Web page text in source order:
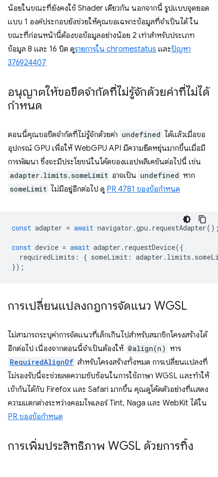
น้อยในขณะที่ยังคงใช้ Shader เดียวกัน นอกจากนี้ รูปแบบจุดยอด
แบบ 1 องค์ประกอบยังช่วยให้คุณขอเฉพาะข้อมูลที่จำเป็นได้ ใน
ขณะที่ก่อนหน้านี้ต้องขอข้อมูลอย่างน้อย 2 เท่าสำหรับประเภท
ข้อมูล 8 และ 16 บิต ดูรายการใน chromestatus และปัญหา
376924407
อนุญาตให้ขอขีดจำกัดที่ไม่รู้จักด้วยค่าที่ไม่ได้
กำหนด
ตอนนี้คุณขอขีดจำกัดที่ไม่รู้จักด้วยค่า undefined ได้แล้วเมื่อขอ
อุปกรณ์ GPU เพื่อให้ WebGPU API มีความยืดหยุ่นมากขึ้นเมื่อมี
การพัฒนา ซึ่งจะมีประโยชน์ในโค้ดของแอปพลิเคชันต่อไปนี้ เช่น
adapter.limits.someLimit อาจเป็น undefined หาก
someLimit ไม่มีอยู่อีกต่อไป ดู PR 4781 ของข้อกำหนด
const adapter = await navigator .gpu . requestAdapter
const device = await adapter . requestDevice({
requiredLimits : { someLimit : adapter . limits .
});
การเปลี่ยนแปลงกฎการจัดแนว WGSL
ไม่สามารถระบุค่าการจัดแนวที่เล็กเกินไปสำหรับสมาชิกโครงสร้างได้
อีกต่อไป เนื่องจากตอนนี้จำเป็นต้องให้ @align(n) หาร
RequiredAlignOf สำหรับโครงสร้างทั้งหมด การเปลี่ยนแปลงที่
ไม่รองรับนี้จะช่วยลดความซับซ้อนในการใช้ภาษา WGSL และทำให้
เข้ากันได้กับ Firefox และ Safari มากขึ้น คุณดูโค้ดตัวอย่างที่แสดง
ความแตกต่างระหว่างคอมไพเลอร์ Tint, Naga และ WebKit ได้ใน
PR ของข้อกำหนด
การเพิ่มประสิทธิภาพ WGSL ด้วยการทิ้ง